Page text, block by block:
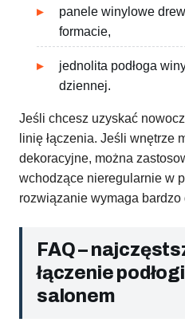
panele winylowe
formacie,
jednolita podłoga
dziennej.
Jeśli chcesz uzyskać
linię łączenia. Jeśli wnętrze
dekoracyjne, można
wchodzące nieregularnie w
rozwiązanie wymaga
FAQ –
łączenie
salonem